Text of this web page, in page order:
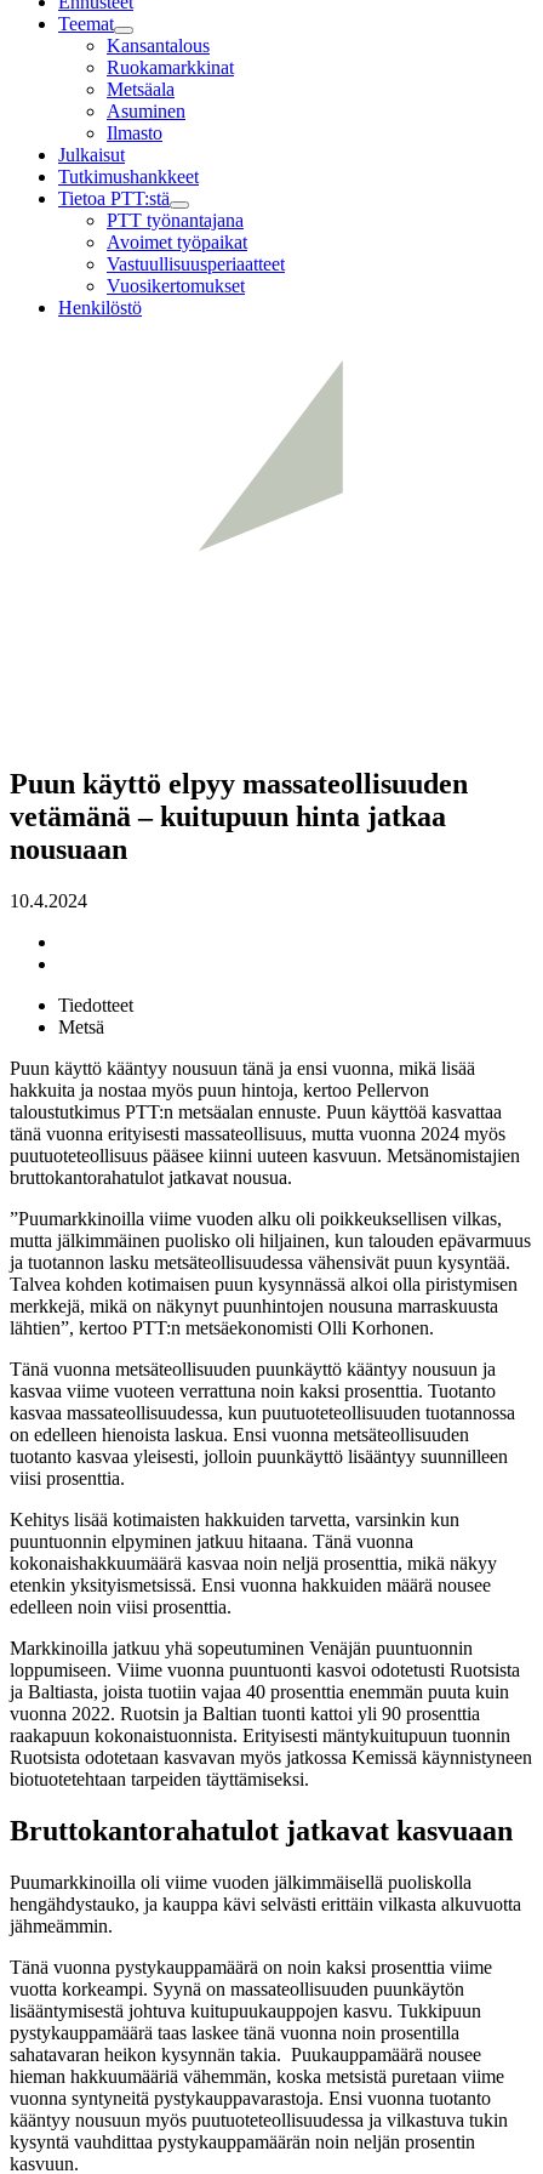
Teemat
Child
menu
Kansantalous
Ruokamarkkinat
Metsäala
Asuminen
Ilmasto
Julkaisut
Tutkimushankkeet
Tietoa PTT:stä
Child
menu
PTT työnantajana
Avoimet työpaikat
Vastuullisuusperiaatteet
Vuosikertomukset
Henkilöstö
Puun käyttö elpyy massateollisuuden
vetämänä – kuitupuun hinta jatkaa
nousuaan
10.4.2024
Tiedotteet
Metsä
Puun käyttö kääntyy nousuun tänä ja ensi vuonna, mikä lisää
hakkuita ja nostaa myös puun hintoja, kertoo Pellervon
taloustutkimus PTT:n metsäalan ennuste. Puun käyttöä kasvattaa
tänä vuonna erityisesti massateollisuus, mutta vuonna 2024 myös
puutuoteteollisuus pääsee kiinni uuteen kasvuun. Metsänomistajien
bruttokantorahatulot jatkavat nousua.
”Puumarkkinoilla viime vuoden alku oli poikkeuksellisen vilkas,
mutta jälkimmäinen puolisko oli hiljainen, kun talouden epävarmuus
ja tuotannon lasku metsäteollisuudessa vähensivät puun kysyntää.
Talvea kohden kotimaisen puun kysynnässä alkoi olla piristymisen
merkkejä, mikä on näkynyt puunhintojen nousuna marraskuusta
lähtien”, kertoo PTT:n metsäekonomisti Olli Korhonen.
Tänä vuonna metsäteollisuuden puunkäyttö kääntyy nousuun ja
kasvaa viime vuoteen verrattuna noin kaksi prosenttia. Tuotanto
kasvaa massateollisuudessa, kun puutuoteteollisuuden tuotannossa
on edelleen hienoista laskua. Ensi vuonna metsäteollisuuden
tuotanto kasvaa yleisesti, jolloin puunkäyttö lisääntyy suunnilleen
viisi prosenttia.
Kehitys lisää kotimaisten hakkuiden tarvetta, varsinkin kun
puuntuonnin elpyminen jatkuu hitaana. Tänä vuonna
kokonaishakkuumäärä kasvaa noin neljä prosenttia, mikä näkyy
etenkin yksityismetsissä. Ensi vuonna hakkuiden määrä nousee
edelleen noin viisi prosenttia.
Markkinoilla jatkuu yhä sopeutuminen Venäjän puuntuonnin
loppumiseen. Viime vuonna puuntuonti kasvoi odotetusti Ruotsista
ja Baltiasta, joista tuotiin vajaa 40 prosenttia enemmän puuta kuin
vuonna 2022. Ruotsin ja Baltian tuonti kattoi yli 90 prosenttia
raakapuun kokonaistuonnista. Erityisesti mäntykuitupuun tuonnin
Ruotsista odotetaan kasvavan myös jatkossa Kemissä käynnistyneen
biotuotetehtaan tarpeiden täyttämiseksi.
Bruttokantorahatulot jatkavat kasvuaan
Puumarkkinoilla oli viime vuoden jälkimmäisellä puoliskolla
hengähdystauko, ja kauppa kävi selvästi erittäin vilkasta alkuvuotta
jähmeämmin.
Tänä vuonna pystykauppamäärä on noin kaksi prosenttia viime
vuotta korkeampi. Syynä on massateollisuuden puunkäytön
lisääntymisestä johtuva kuitupuukauppojen kasvu. Tukkipuun
pystykauppamäärä taas laskee tänä vuonna noin prosentilla
sahatavaran heikon kysynnän takia. Puukauppamäärä nousee
hieman hakkuumääriä vähemmän, koska metsistä puretaan viime
vuonna syntyneitä pystykauppavarastoja. Ensi vuonna tuotanto
kääntyy nousuun myös puutuoteteollisuudessa ja vilkastuva tukin
kysyntä vauhdittaa pystykauppamäärän noin neljän prosentin
kasvuun.